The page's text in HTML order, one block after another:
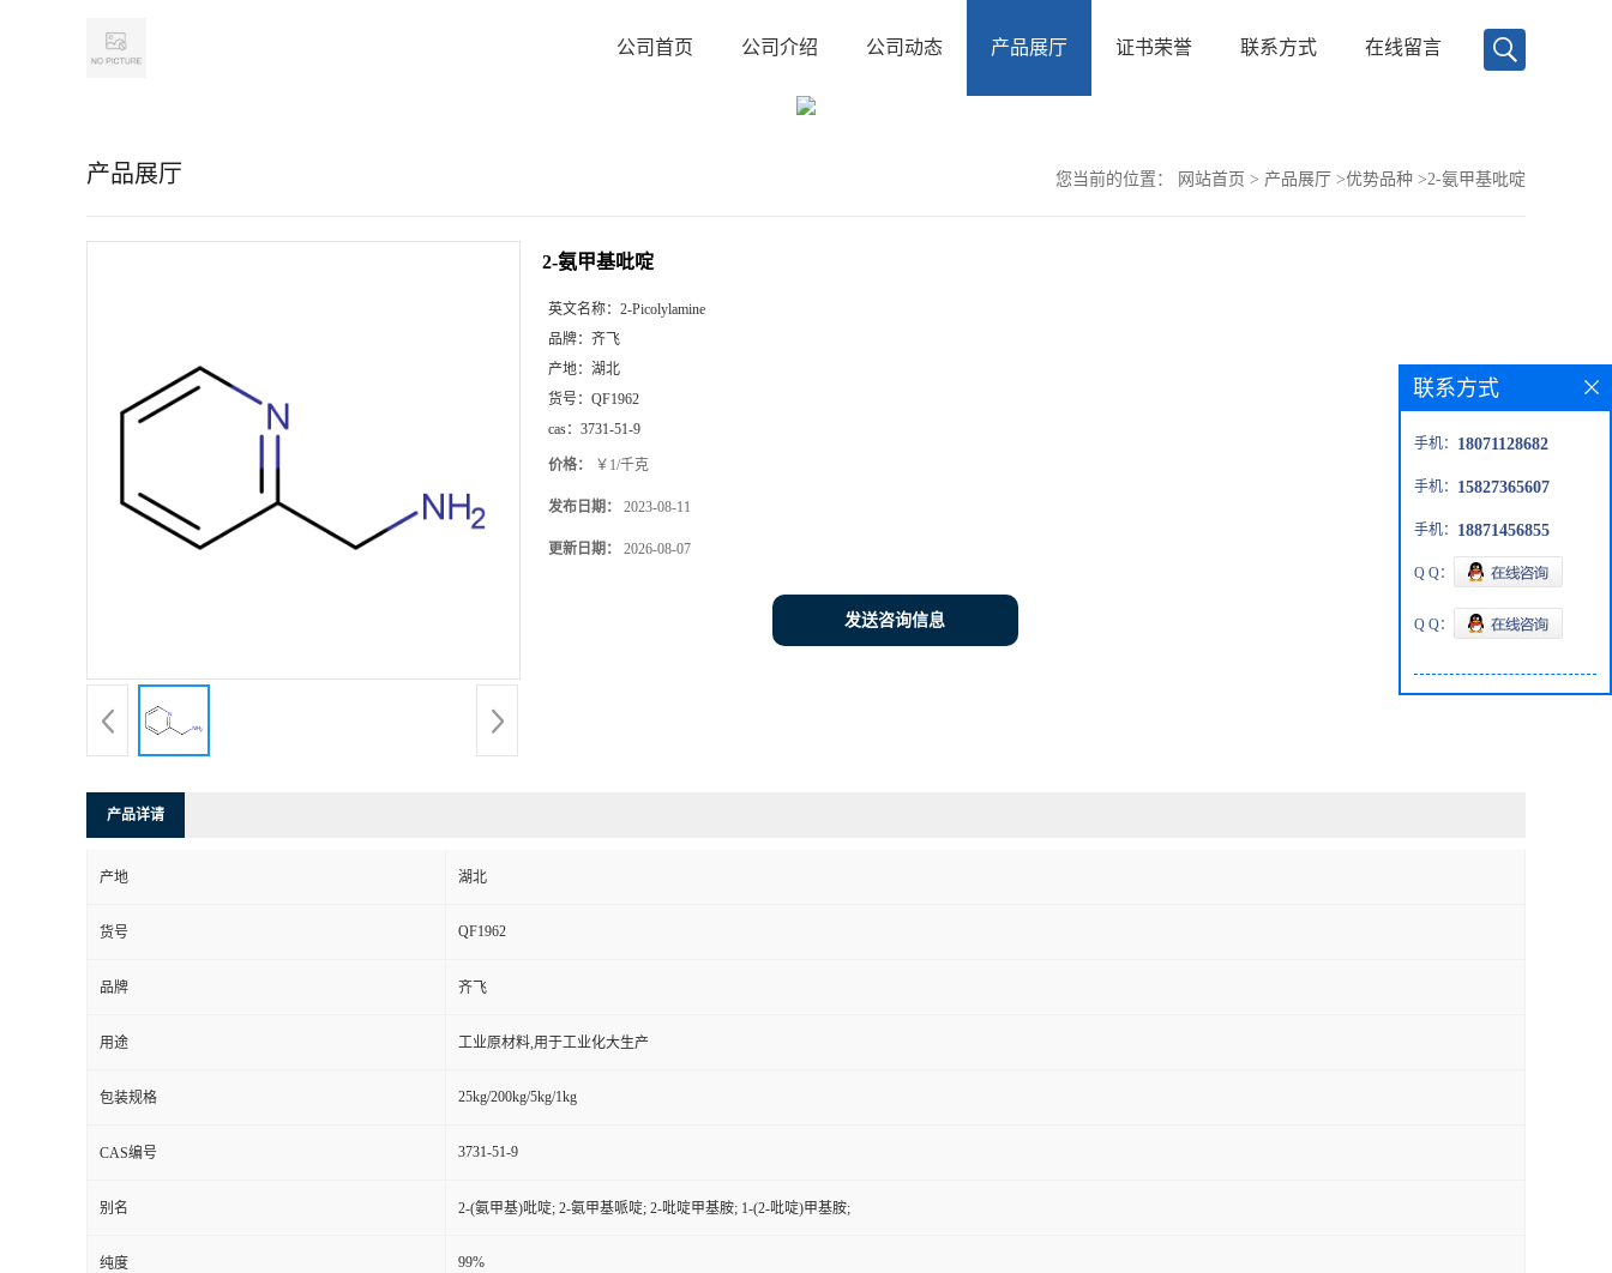
公司首页 公司介绍 公司动态 产品展厅 证书荣誉 联系方式 在线留言
产品展厅 您当前的位置： 网站首页 > 产品展厅 >优势品种 >2-氨甲基吡啶
2-氨甲基吡啶
英文名称： 2-Picolylamine
品牌： 齐飞
产地： 湖北
货号： QF1962
cas： 3731-51-9
价格： ￥1/千克
发布日期： 2023-08-11
更新日期： 2026-08-07
发送咨询信息
产品详请
产地 湖北
货号 QF1962
品牌 齐飞
用途 工业原材料,用于工业化大生产
包装规格 25kg/200kg/5kg/1kg
CAS编号 3731-51-9
别名 2-(氨甲基)吡啶; 2-氨甲基哌啶; 2-吡啶甲基胺; 1-(2-吡啶)甲基胺;
纯度 99%
联系方式
手机： 18071128682
手机： 15827365607
手机： 18871456855
Q Q：
Q Q：